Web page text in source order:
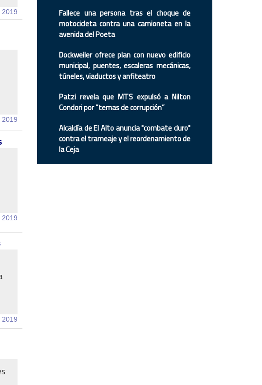
2019
2019
2019
2019
Fallece una persona tras el choque de
motocicleta contra una camioneta en la
avenida del Poeta
Dockweiler ofrece plan con nuevo edificio
municipal, puentes, escaleras mecánicas,
túneles, viaductos y anfiteatro
Patzi revela que MTS expulsó a Nilton
Condori por “temas de corrupción”
Alcaldía de El Alto anuncia "combate duro"
contra el trameaje y el reordenamiento de
la Ceja